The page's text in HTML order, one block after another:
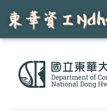
content